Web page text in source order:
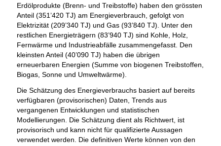
Erdölprodukte (Brenn- und Treibstoffe) haben den grössten
Anteil (351’420 TJ) am Energieverbrauch, gefolgt von
Elektrizität (209’340 TJ) und Gas (93’840 TJ). Unter den
restlichen Energieträgern (83’940 TJ) sind Kohle, Holz,
Fernwärme und Industrieabfälle zusammengefasst. Den
kleinsten Anteil (40’090 TJ) haben die übrigen
erneuerbaren Energien (Summe von biogenen Treibstoffen,
Biogas, Sonne und Umweltwärme).
Die Schätzung des Energieverbrauchs basiert auf bereits
verfügbaren (provisorischen) Daten, Trends aus
vergangenen Entwicklungen und statistischen
Modellierungen. Die Schätzung dient als Richtwert, ist
provisorisch und kann nicht für qualifizierte Aussagen
verwendet werden. Die definitiven Werte können von den